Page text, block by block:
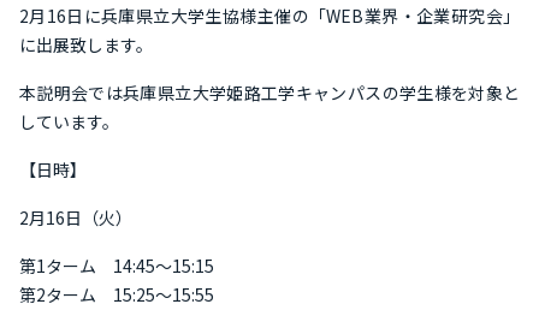
2月16日に兵庫県立大学生協様主催の「WEB業界・企業研究会」
に出展致します。
本説明会では兵庫県立大学姫路工学キャンパスの学生様を対象と
しています。
【日時】
2月16日（火）
第1ターム 14:45～15:15
第2ターム 15:25～15:55